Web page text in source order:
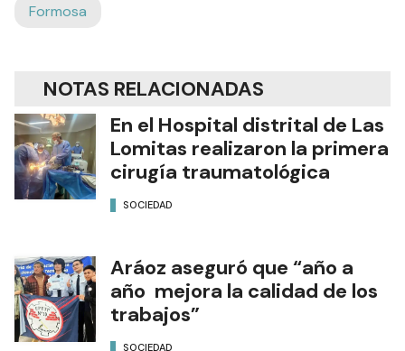
Formosa
NOTAS RELACIONADAS
En el Hospital distrital de Las
Lomitas realizaron la primera
cirugía traumatológica
SOCIEDAD
Aráoz aseguró que “año a
año mejora la calidad de los
trabajos”
SOCIEDAD